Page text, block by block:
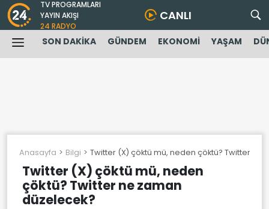
TV PROGRAMLARI
YAYIN AKIŞI
24 RADYO
CANLI
SON DAKİKA GÜNDEM EKONOMİ YAŞAM
Anasayfa Bilgi Twitter (X) çöktü mü, neden çöktü? Twitter ne
Twitter (X) çöktü mü, neden
çöktü? Twitter ne zaman
düzelecek?